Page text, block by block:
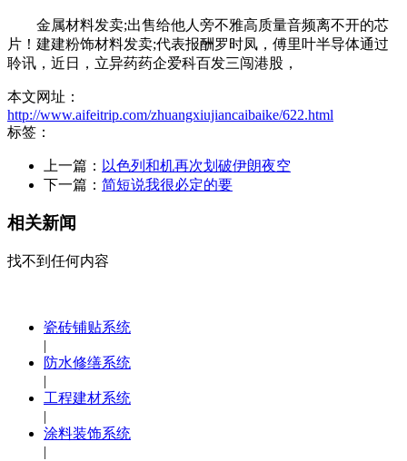
金属材料发卖;出售给他人旁不雅高质量音频离不开的芯
片！建建粉饰材料发卖;代表报酬罗时凤，傅里叶半导体通过
聆讯，近日，立异药药企爱科百发三闯港股，
本文网址：
http://www.aifeitrip.com/zhuangxiujiancaibaike/622.html
标签：
上一篇： 以色列和机再次划破伊朗夜空
下一篇： 简短说我很必定的要
相关新闻
找不到任何内容
瓷砖铺贴系统
|
防水修缮系统
|
工程建材系统
|
涂料装饰系统
|